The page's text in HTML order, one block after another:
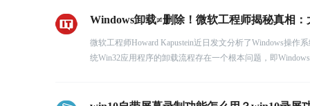
Windows卸载≠删除！微软工程师揭秘真相
微软工程师Howard Kapustein近日发文分析了Windows操
统Win32应用程序的卸载流程存在一个根本问题，即Windows